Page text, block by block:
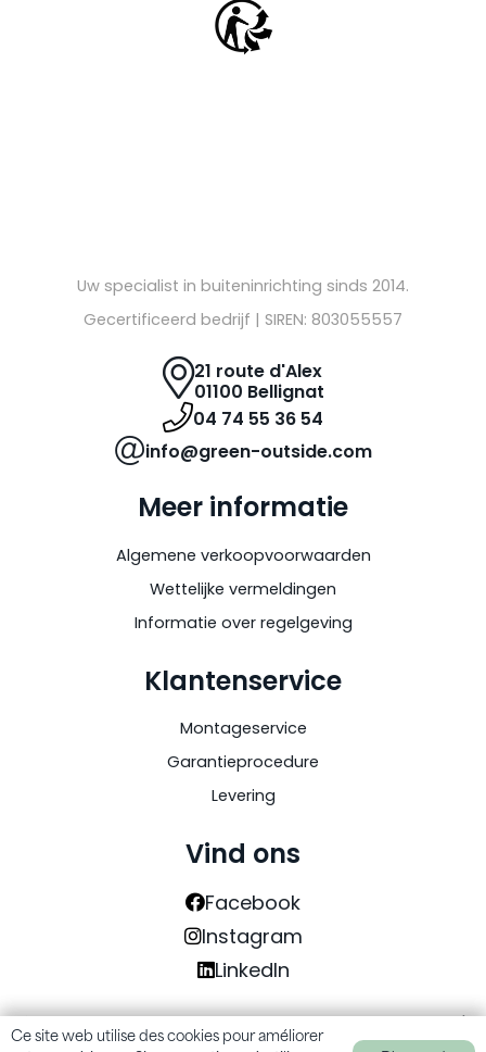
Ce site web utilise des cookies pour améliorer
Uw specialist in buiteninrichting sinds 2014.
Gecertificeerd bedrijf | SIREN: 803055557
21 route d'Alex
01100 Bellignat
04 74 55 36 54
info@green-outside.com
Meer informatie
Algemene verkoopvoorwaarden
Wettelijke vermeldingen
Informatie over regelgeving
Klantenservice
Montageservice
Garantieprocedure
Levering
Vind ons
Facebook
Instagram
LinkedIn
© GREENOUTSIDE 2026. Alle rechten voorbehouden |
website gemaakt door
SITI
Ce site web utilise des cookies pour améliorer